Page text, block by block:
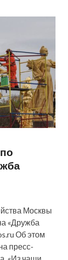
Москвы
«Дружба
Об этом
пресс-